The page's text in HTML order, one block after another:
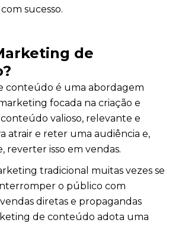
sucesso.
de
conteúdo é uma abordagem
focada na criação e
valioso, relevante e
atrair e reter uma audiência e,
reverter isso em vendas.
tradicional muitas vezes se
o público com
diretas e propagandas
de conteúdo adota uma